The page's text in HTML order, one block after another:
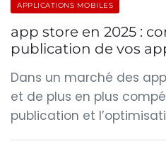
APPLICATIONS MOBILES
app store en 2025 :
publication de vos
Dans un marché des
et de plus en plus
publication et